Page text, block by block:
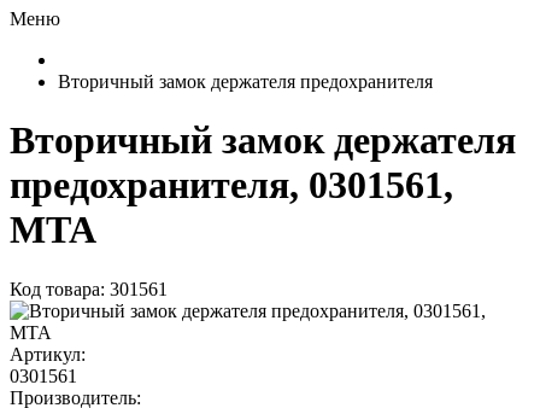
Меню
Вторичный замок держателя предохранителя
Вторичный замок держателя
предохранителя, 0301561,
MTA
Код товара: 301561
Артикул:
0301561
Производитель: